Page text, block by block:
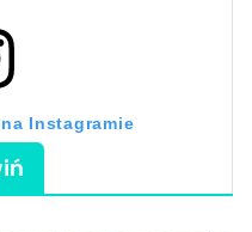
Instagramie